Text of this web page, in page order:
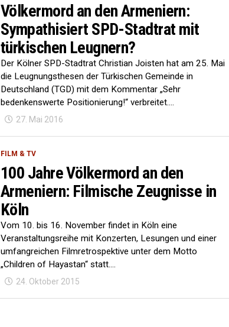
Völkermord an den Armeniern:
Sympathisiert SPD-Stadtrat mit
türkischen Leugnern?
Der Kölner SPD-Stadtrat Christian Joisten hat am 25. Mai
die Leugnungsthesen der Türkischen Gemeinde in
Deutschland (TGD) mit dem Kommentar „Sehr
bedenkenswerte Positionierung!“ verbreitet....
27. Mai 2016
FILM & TV
100 Jahre Völkermord an den
Armeniern: Filmische Zeugnisse in
Köln
Vom 10. bis 16. November findet in Köln eine
Veranstaltungsreihe mit Konzerten, Lesungen und einer
umfangreichen Filmretrospektive unter dem Motto
„Children of Hayastan“ statt....
24. Oktober 2015